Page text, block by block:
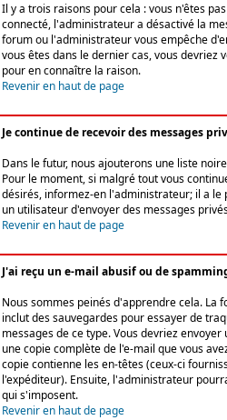
Il y a trois raisons pour cela : vous n'êtes
connecté, l'administrateur a désactivé la
forum ou l'administrateur vous empêche
vous êtes dans le dernier cas, vous devriez
pour en connaître la raison.
Revenir en haut de page
Je continue de recevoir des messages
Dans le futur, nous ajouterons une liste
Pour le moment, si malgré tout vous
désirés, informez-en l'administrateur; il a
un utilisateur d'envoyer des messages
Revenir en haut de page
J'ai reçu un e-mail abusif ou de
Nous sommes peinés d'apprendre cela. La
inclut des sauvegardes pour essayer de
messages de ce type. Vous devriez
une copie complète de l'e-mail que vous
copie contienne les en-têtes (ceux-ci
l'expéditeur). Ensuite, l'administrateur
qui s'imposent.
Revenir en haut de page